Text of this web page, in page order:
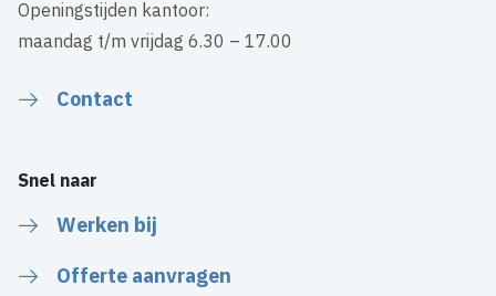
Openingstijden kantoor:
maandag t/m vrijdag 6.30 – 17.00
Contact
Snel naar
Werken bij
Offerte aanvragen